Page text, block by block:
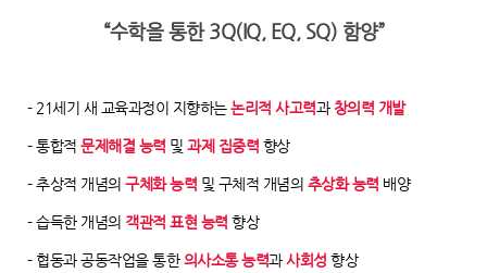
“수학을 통한 3Q(IQ, EQ, SQ) 함양”
- 21세기 새 교육과정이 지향하는논리적 사고력과 창의력 개발
- 통합적 문제해결 능력 및 과제 집중력 향상
- 추상적 개념의 구체화 능력 및 구체적 개념의 추상화 능력 배양
- 습득한 개념의 객관적 표현 능력 향상
- 협동과 공동작업을 통한의사소통 능력과사회성 향상